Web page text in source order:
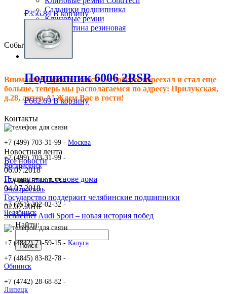
Сальники подшипника
Клиновые ремни
Техпластина резиновая
События
Внимание! Офис в Санкт-Петербурге переехал и стал еще
больше, теперь мы располагаемся по адресу: Прилукская,
д.28, литер.А! Ждем Вас в гости!
Новостная лента
Все новости
06.07.2018
Подшипник в основе дома
04.07.2018
Государство поддержит челябинские подшипники
02.07.2018
Schaeffler Audi Sport – новая история побед
Найти:
₽356.84 В корзину
Подшипник 6006 2RSR
₽662.69 В корзину
Контакты
+7 (499) 703-31-99 - Москва
+7 (499) 703-31-99 -
Воскресенск
+7 (496) 571-97-23 -
Электросталь
+7 (351) 202-02-32 -
Челябинск
+7 (4842) 71-59-15 -Калуга
+7 (4845) 83-82-78 -
Обнинск
+7 (4742) 28-68-82 -
Липецк